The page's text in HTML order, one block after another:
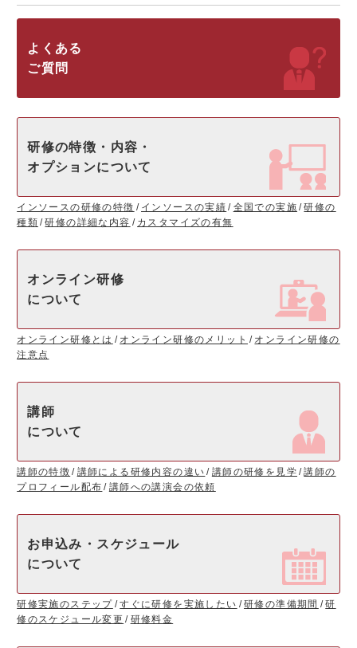
よくある
ご質問
研修の特徴・内容・
オプションについて
インソースの研修の特徴 インソースの実績 全国での実施
研修の
種類
研修の詳細な内容 カスタマイズの有無
オンライン研修
について
オンライン研修とは オンライン研修のメリット
オンライン研修の
注意点
講師
について
講師の特徴 講師による研修内容の違い 講師の研修を見学
講師の
プロフィール配布
講師への講演会の依頼
お申込み・スケジュール
について
研修実施のステップ すぐに研修を実施したい 研修の準備期間
研
修のスケジュール変更
研修料金